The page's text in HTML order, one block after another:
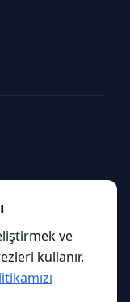
ve
kullanır.